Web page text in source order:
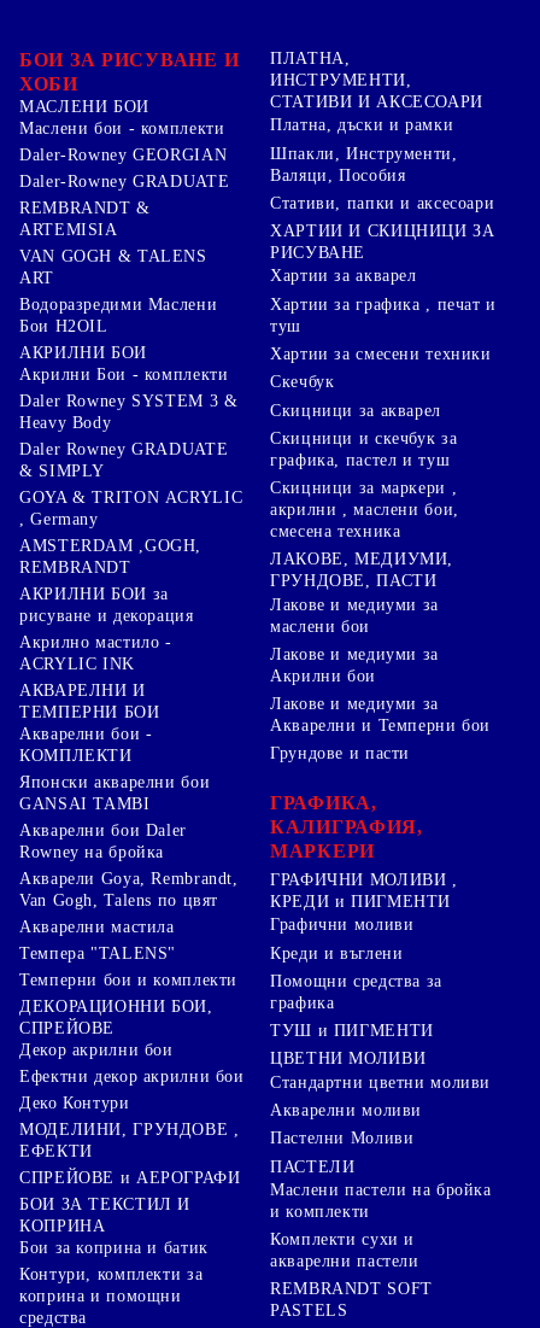
БОИ ЗА РИСУВАНЕ И
ХОБИ
МАСЛЕНИ БОИ
Маслени бои - комплекти
Daler-Rowney GEORGIAN
Daler-Rowney GRADUATE
REMBRANDT &
ARTEMISIA
VAN GOGH & TALENS
ART
Водоразредими Маслени
Бои H2OIL
АКРИЛНИ БОИ
Акрилни Бои - комплекти
Daler Rowney SYSTEM 3 &
Heavy Body
Daler Rowney GRADUATE
& SIMPLY
GOYA & TRITON АCRYLIC
, Germany
AMSTERDAM ,GOGH,
REMBRANDT
АКРИЛНИ БОИ за
рисуване и декорация
Акрилно мастило -
ACRYLIC INK
АКВАРЕЛНИ И
ТЕМПЕРНИ БОИ
Акварелни бои -
КОМПЛЕКТИ
Японски акварелни бои
GANSAI TAMBI
Акварелни бои Daler
Rowney на бройка
Акварели Goya, Rembrandt,
Van Gogh, Talens по цвят
Акварелни мастила
Темпера "TALENS"
Темперни бои и комплекти
ДЕКОРАЦИОННИ БОИ,
СПРЕЙОВЕ
Декор акрилни бои
Ефектни декор акрилни бои
Деко Контури
МОДЕЛИНИ, ГРУНДОВЕ ,
ЕФЕКТИ
СПРЕЙОВЕ и АЕРОГРАФИ
БОИ ЗА ТЕКСТИЛ И
КОПРИНА
Бои за коприна и батик
Контури, комплекти за
коприна и помощни
средства
ПЛАТНА,
ИНСТРУМЕНТИ,
СТАТИВИ И АКСЕСОАРИ
Платна, дъски и рамки
Шпакли, Инструменти,
Валяци, Пособия
Стативи, папки и аксесоари
ХАРТИИ И СКИЦНИЦИ ЗА
РИСУВАНЕ
Хартии за акварел
Хартии за графика , печат и
туш
Хартии за смесени техники
Скечбук
Скицници за акварел
Скицници и скечбук за
графика, пастел и туш
Скицници за маркери ,
акрилни , маслени бои,
смесена техника
ЛАКОВЕ, МЕДИУМИ,
ГРУНДОВЕ, ПАСТИ
Лакове и медиуми за
маслени бои
Лакове и медиуми за
Акрилни бои
Лакове и медиуми за
Акварелни и Темперни бои
Грундове и пасти
ГРАФИКА,
КАЛИГРАФИЯ,
МАРКЕРИ
ГРАФИЧНИ МОЛИВИ ,
КРЕДИ и ПИГМЕНТИ
Графични моливи
Креди и въглени
Помощни средства за
графика
ТУШ и ПИГМЕНТИ
ЦВЕТНИ МОЛИВИ
Стандартни цветни моливи
Акварелни моливи
Пастелни Моливи
ПАСТЕЛИ
Маслени пастели на бройка
и комплекти
Комплекти сухи и
акварелни пастели
REMBRANDT SOFT
PASTELS